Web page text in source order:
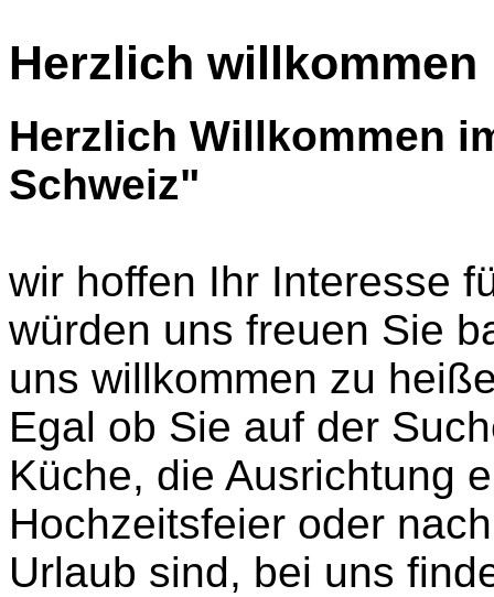
Herzlich willkommen
Herzlich Willkommen
Schweiz"
wir hoffen Ihr Interesse
würden uns freuen Sie
uns willkommen zu
Egal ob Sie auf der
Küche, die Ausrichtung
Hochzeitsfeier oder
Urlaub sind, bei uns